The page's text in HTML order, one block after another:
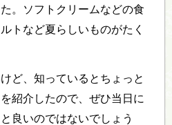
。ソフトクリームなどの食
トなど夏らしいものがたく
ど、知っているとちょっと
紹介したので、ぜひ当日に
良いのではないでしょう